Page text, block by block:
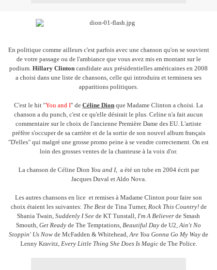
En politique comme ailleurs c'est parfois avec une chanson qu'on se souvient
de votre passage ou de l'ambiance que vous avez mis en montant sur le
podium. Hillary Clinton candidate aux présidentielles américaines en 2008
a choisi dans une liste de chansons, celle qui introduira et terminera ses
apparitions politiques.
C'est le hit "You and I" de Céline Dion que Madame Clinton a choisi. La
chanson a du punch, c'est ce qu'elle désirait le plus. Celine n'a fait aucun
commentaire sur le choix de l'ancienne Première Dame des EU. L'artiste
préfère s'occuper de sa carrière et de la sortie de son nouvel album français
"D'elles" qui malgré une grosse promo peine à se vendre correctement. On est
loin des grosses ventes de la chanteuse à la voix d'or.
La chanson de Céline Dion You and I, a été un tube en 2004 écrit par
Jacques Duval et Aldo Nova.
Les autres chansons en lice et remises à Madame Clinton pour faire son
choix étaient les suivantes: The Bestde Tina Turner, Rock This Country!de
Shania Twain, Suddenly I See de KT Tunstall, I'm A Believer de Smash
Smouth, Get Ready de The Temptations, Beautiful Day de U2,Ain't No
Stoppin' Us Now de McFadden & Whitehead,Are You Gonna Go My Way de
Lenny Kravitz, Every Little Thing She Does Is Magicde The Police.